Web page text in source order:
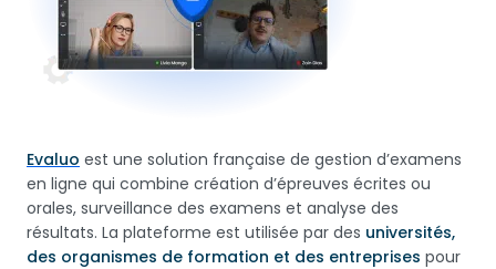
Evaluo est une solution française de gestion d’examens
en ligne qui combine création d’épreuves écrites ou
orales, surveillance des examens et analyse des
résultats. La plateforme est utilisée par des universités,
des organismes de formation et des entreprises pour